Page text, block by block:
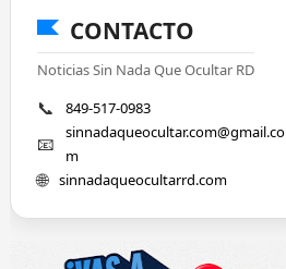
CONTACTO
Noticias Sin Nada Que Ocultar RD
📞 849-517-0983
📧
sinnadaqueocultar.com@gmail.co
m
🌐 sinnadaqueocultarrd.com